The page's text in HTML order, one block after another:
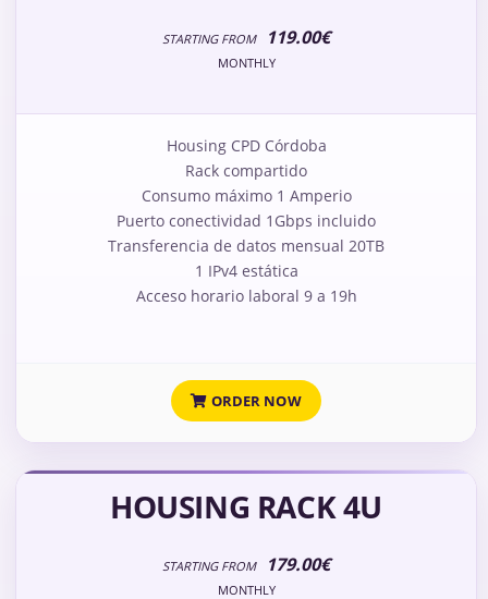
STARTING FROM 119.00€
MONTHLY
Housing CPD Córdoba
Rack compartido
Consumo máximo 1 Amperio
Puerto conectividad 1Gbps incluido
Transferencia de datos mensual 20TB
1 IPv4 estática
Acceso horario laboral 9 a 19h
ORDER NOW
HOUSING RACK 4U
STARTING FROM 179.00€
MONTHLY